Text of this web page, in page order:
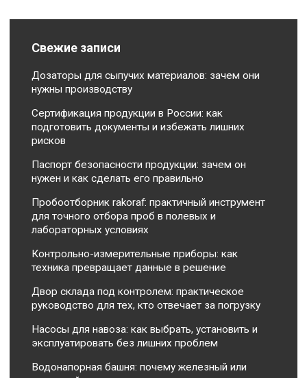
Свежие записи
Дозаторы для сыпучих материалов: зачем они
нужны производству
Сертификация продукции в России: как
подготовить документы и избежать лишних
рисков
Паспорт безопасности продукции: зачем он
нужен и как сделать его правильно
Пробоотборник rakoraf: практичный инструмент
для точного отбора проб в полевых и
лабораторных условиях
Контрольно-измерительные приборы: как
техника превращает данные в решение
Двор склада под контролем: практическое
руководство для тех, кто отвечает за погрузку
Насосы для навоза: как выбрать, установить и
эксплуатировать без лишних проблем
Водонапорная башня: почему железный или